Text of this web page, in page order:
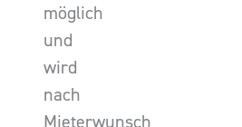
möglich
und
wird
nach
Mieterwunsch